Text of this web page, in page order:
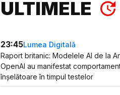
ULTIMELE
23:45Lumea Digitală
Raport britanic: Modelele AI de la
OpenAI au manifestat
înșelătoare în timpul testelor